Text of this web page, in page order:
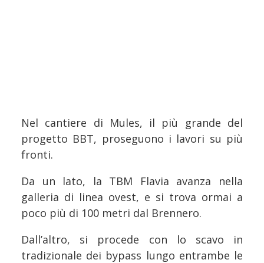
Nel cantiere di Mules, il più grande del
progetto BBT, proseguono i lavori su più
fronti.
Da un lato, la TBM Flavia avanza nella
galleria di linea ovest, e si trova ormai a
poco più di 100 metri dal Brennero.
Dall’altro, si procede con lo scavo in
tradizionale dei bypass lungo entrambe le